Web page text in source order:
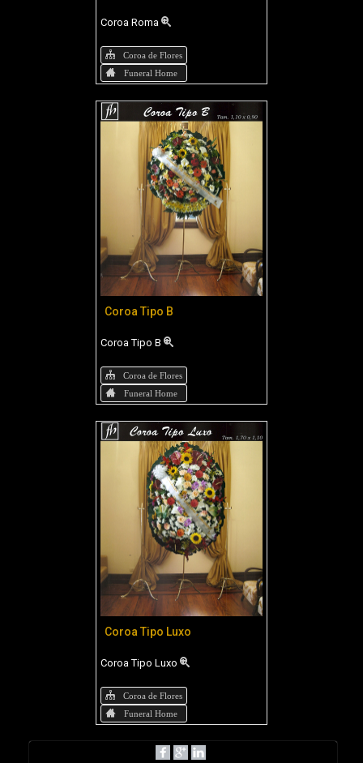
Coroa Roma
Coroa de Flores
Funeral Home
Coroa Tipo B
Coroa Tipo B
Coroa de Flores
Funeral Home
Coroa Tipo Luxo
Coroa Tipo Luxo
Coroa de Flores
Funeral Home